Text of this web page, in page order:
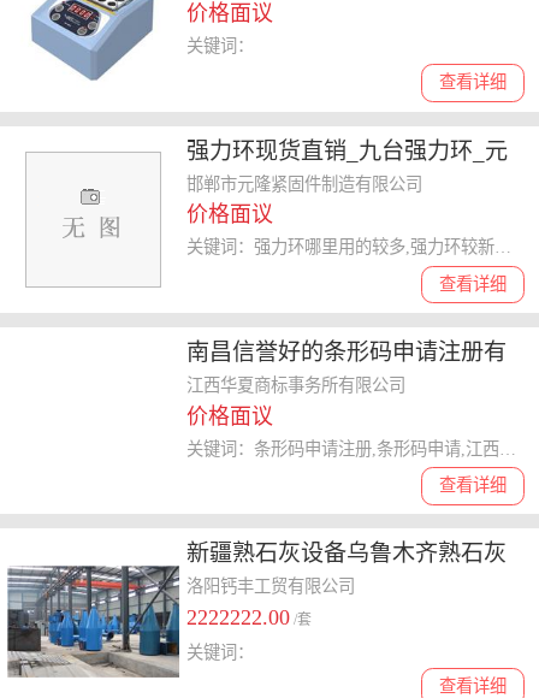
价格面议
查看详细
关键词：
强力环现货直销_九台强力环_元
隆紧固件*促销
邯郸市元隆紧固件制造有限公司
价格面议
查看详细
关键词：强力环哪里用的较多,强力环较新价格表,强力环现货直销,强力环
南昌信誉好的条形码申请注册有
条形码申请咨询哪家有
江西华夏商标事务所有限公司
价格面议
查看详细
新疆熟石灰设备乌鲁木齐熟石灰
设备
洛阳钙丰工贸有限公司
2222222.00 /套
查看详细
关键词：